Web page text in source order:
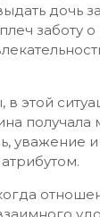
дочь
заботу
этой
получала
уважение и